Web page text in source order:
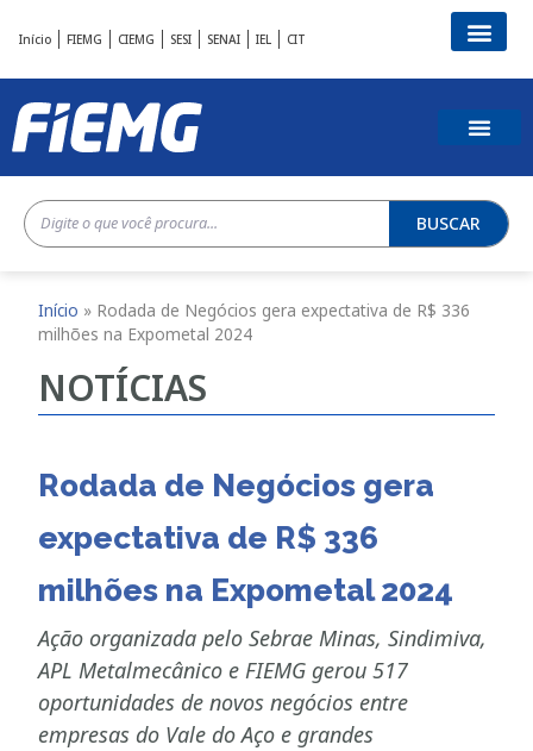
Início FIEMG CIEMG SESI SENAI IEL CIT
BUSCAR
Início » Rodada de Negócios gera expectativa de R$ 336
milhões na Expometal 2024
NOTÍCIAS
Rodada de Negócios gera
expectativa de R$ 336
milhões na Expometal 2024
Ação organizada pelo Sebrae Minas, Sindimiva,
APL Metalmecânico e FIEMG gerou 517
oportunidades de novos negócios entre
empresas do Vale do Aço e grandes